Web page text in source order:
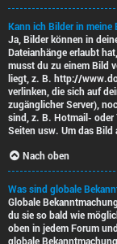
Kann ich Bilder in meine
Ja, Bilder können in
Dateianhänge erlaubt
musst du zu einem Bild
liegt, z. B. http://
verlinken, die sich auf
zugänglicher Server),
sind, z. B. Hotmail- oder
Seiten usw. Um das Bild
Nach oben
Was sind globale
Globale
du sie so bald wie
oben in jedem Forum
globale